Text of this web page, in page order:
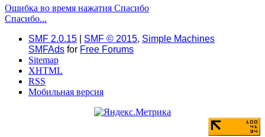
Ошибка во время нажатия Спасибо
Спасибо...
SMF 2.0.15
SMF © 2015, Simple Machines
SMFAds for Free Forums
Sitemap
XHTML
RSS
Мобильная версия